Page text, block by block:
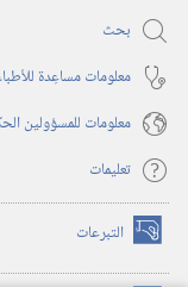
بحث
معلومات مساعِدة
معلومات للمسؤولين
تعليمات
التبرعات (يفتح
نافذة